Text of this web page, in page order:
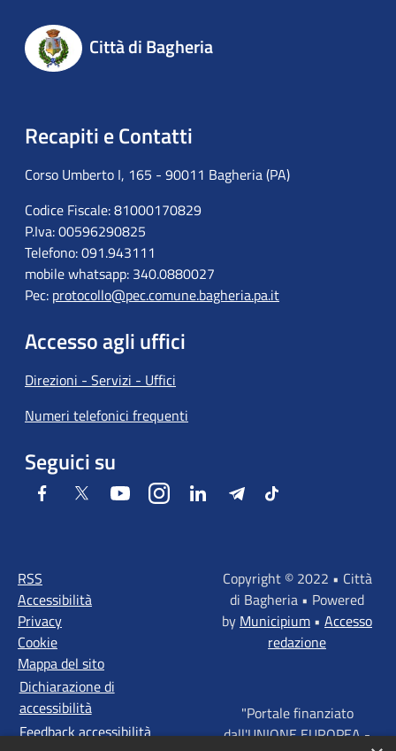
Città di Bagheria
Recapiti e Contatti
Corso Umberto I, 165 - 90011 Bagheria (PA)
Codice Fiscale: 81000170829
P.Iva: 00596290825
Telefono: 091.943111
mobile whatsapp: 340.0880027
Pec: protocollo@pec.comune.bagheria.pa.it
Accesso agli uffici
Direzioni - Servizi - Uffici
Numeri telefonici frequenti
Seguici su
Facebook Twitter YoutubeInstagramLinkedIn TelegramTiktok
RSS
Accessibilità
Privacy
Cookie
Mappa del sito
Dichiarazione di
accessibilità
Feedback accessibilità
Copyright © 2022 • Città
di Bagheria • Powered
by Municipium • Accesso
redazione
"Portale finanziato
dall'UNIONE EUROPEA -